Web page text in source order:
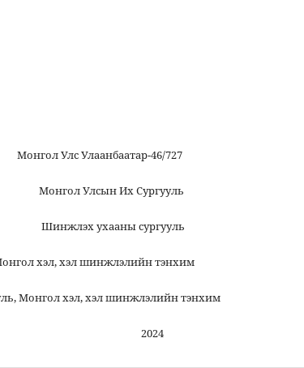
46/727
Сургууль
сургууль
тэнхим
хэл, хэл шинжлэлийн тэнхим